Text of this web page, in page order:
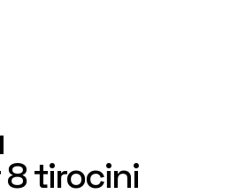
tirocini